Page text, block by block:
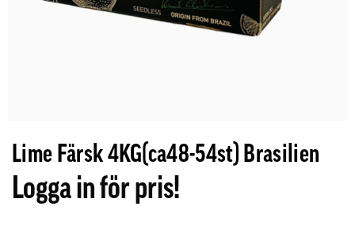
Lime Färsk 4KG(ca48-54st) Brasilien
Logga in för pris!